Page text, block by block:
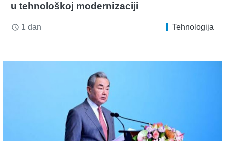
u tehnološkoj modernizaciji
access_time 1 dan Tehnologija